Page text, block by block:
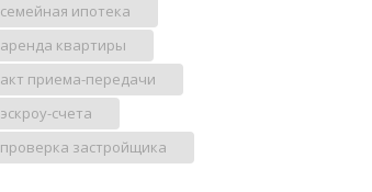
семейная ипотека
аренда квартиры
акт приема-передачи
эскроу-счета
проверка застройщика